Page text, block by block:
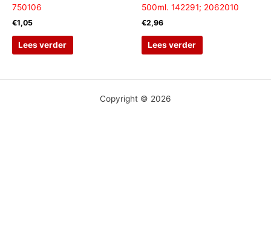
750106
€1,05
Lees verder
500ml. 142291; 2062010
€2,96
Lees verder
Copyright © 2026